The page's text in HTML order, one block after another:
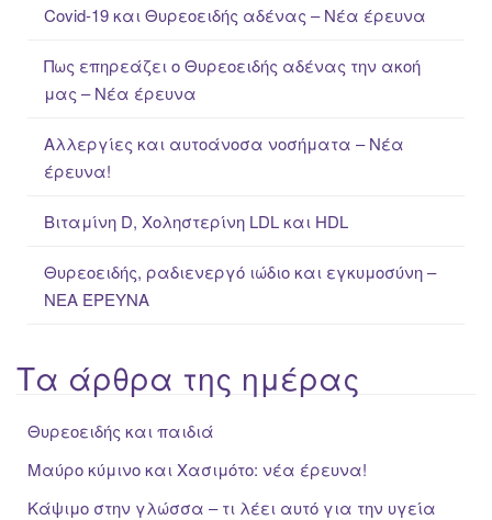
Covid-19 και Θυρεοειδής αδένας – Νέα έρευνα
Πως επηρεάζει ο Θυρεοειδής αδένας την ακοή
μας – Νέα έρευνα
Αλλεργίες και αυτοάνοσα νοσήματα – Νέα
έρευνα!
Βιταμίνη D, Χοληστερίνη LDL και HDL
Θυρεοειδής, ραδιενεργό ιώδιο και εγκυμοσύνη –
ΝΕΑ ΈΡΕΥΝΑ
Τα άρθρα της ημέρας
Θυρεοειδής και παιδιά
Μαύρο κύμινο και Χασιμότο: νέα έρευνα!
Κάψιμο στην γλώσσα – τι λέει αυτό για την υγεία